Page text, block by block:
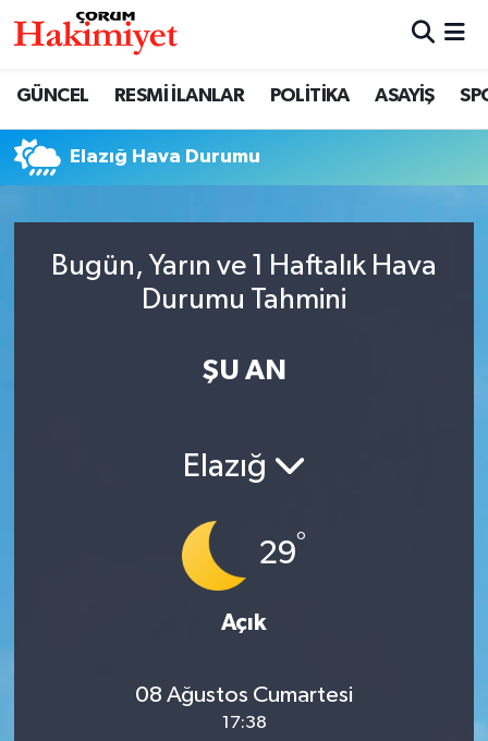
GÜNCEL RESMİ İLANLAR POLİTİKA ASAYİŞ
Elazığ Hava Durumu
Bugün, Yarın ve 1 Haftalık Hava
Durumu Tahmini
ŞU AN
Elazığ
29°
Açık
08 Ağustos Cumartesi
17:38
EKONOMİ
Nöbetçi Eczaneler
Süper Lig Puan Durumu ve Fikstür